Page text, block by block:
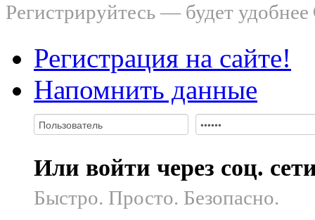
Регистрируйтесь — будет удобнее
Регистрация на сайте!
Напомнить данные
Или войти через соц.
Быстро. Просто. Безопасно.